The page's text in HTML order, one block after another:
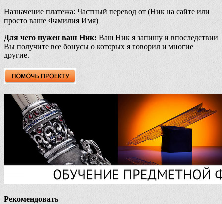
Назначение платежа: Частный перевод от (Ник на сайте или
просто ваше Фамилия Имя)
Для чего нужен ваш Ник: Ваш Ник я запишу и впоследствии
Вы получите все бонусы о которых я говорил и многие
другие.
Рекомендовать